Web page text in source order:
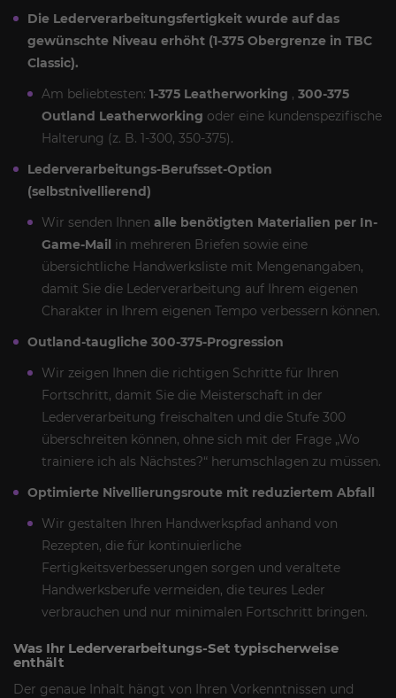
Die Lederverarbeitungsfertigkeit wurde auf das
gewünschte Niveau erhöht (1-375 Obergrenze in TBC
Classic).
Am beliebtesten: 1-375 Leatherworking , 300-375
Outland Leatherworking oder eine kundenspezifische
Halterung (z. B. 1-300, 350-375).
Lederverarbeitungs-Berufsset-Option
(selbstnivellierend)
Wir senden Ihnen alle benötigten Materialien per In-
Game-Mail in mehreren Briefen sowie eine
übersichtliche Handwerksliste mit Mengenangaben,
damit Sie die Lederverarbeitung auf Ihrem eigenen
Charakter in Ihrem eigenen Tempo verbessern können.
Outland-taugliche 300-375-Progression
Wir zeigen Ihnen die richtigen Schritte für Ihren
Fortschritt, damit Sie die Meisterschaft in der
Lederverarbeitung freischalten und die Stufe 300
überschreiten können, ohne sich mit der Frage „Wo
trainiere ich als Nächstes?“ herumschlagen zu müssen.
Optimierte Nivellierungsroute mit reduziertem Abfall
Wir gestalten Ihren Handwerkspfad anhand von
Rezepten, die für kontinuierliche
Fertigkeitsverbesserungen sorgen und veraltete
Handwerksberufe vermeiden, die teures Leder
verbrauchen und nur minimalen Fortschritt bringen.
Was Ihr Lederverarbeitungs-Set typischerweise
enthält
Der genaue Inhalt hängt von Ihren Vorkenntnissen und